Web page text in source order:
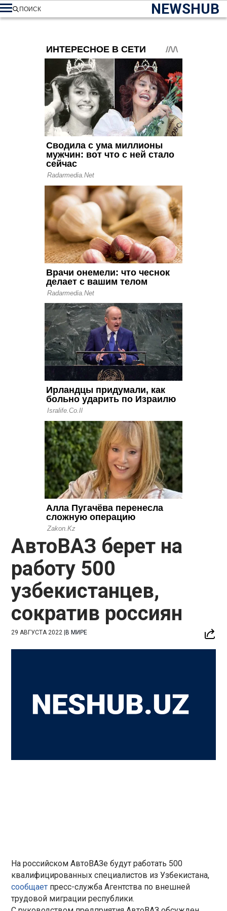
NEWSHUB
ПОИСК
АвтоВАЗ берет на
работу 500
узбекистанцев,
сократив россиян
29 АВГУСТА 2022 |В МИРЕ
На российском АвтоВАЗе будут работать 500
квалифицированных специалистов из Узбекистана,
сообщает пресс-служба Агентства по внешней
трудовой миграции республики.